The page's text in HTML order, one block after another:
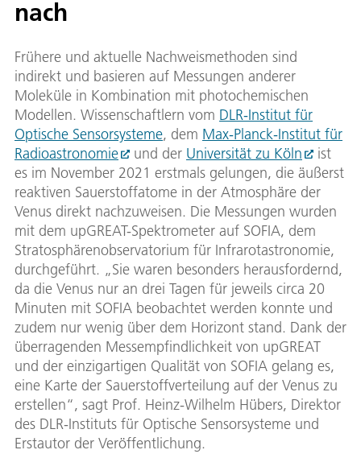
nach
Frühere und aktuelle Nachweismethoden sind
indirekt und basieren auf Messungen anderer
Moleküle in Kombination mit photochemischen
Modellen. Wissenschaftlern vom DLR-Institut für
Optische Sensorsysteme, dem Max-Planck-Institut für
Radioastronomie
und der Universität zu Köln
ist
es im November 2021 erstmals gelungen, die äußerst
reaktiven Sauerstoffatome in der Atmosphäre der
Venus direkt nachzuweisen. Die Messungen wurden
mit dem upGREAT-Spektrometer auf SOFIA, dem
Stratosphärenobservatorium für Infrarotastronomie,
durchgeführt. „Sie waren besonders herausfordernd,
da die Venus nur an drei Tagen für jeweils circa 20
Minuten mit SOFIA beobachtet werden konnte und
zudem nur wenig über dem Horizont stand. Dank der
überragenden Messempfindlichkeit von upGREAT
und der einzigartigen Qualität von SOFIA gelang es,
eine Karte der Sauerstoffverteilung auf der Venus zu
erstellen“, sagt Prof. Heinz-Wilhelm Hübers, Direktor
des DLR-Instituts für Optische Sensorsysteme und
Erstautor der Veröffentlichung.